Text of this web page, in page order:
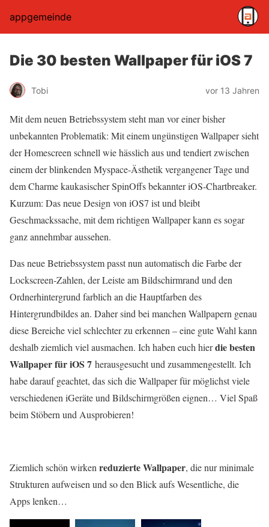
appgemeinde
Die 30 besten Wallpaper für iOS 7
Tobi vor 13 Jahren
Mit dem neuen Betriebssystem steht man vor einer bisher
unbekannten Problematik: Mit einem ungünstigen Wallpaper sieht
der Homescreen schnell wie hässlich aus und tendiert zwischen
einem der blinkenden Myspace-Ästhetik vergangener Tage und
dem Charme kaukasischer SpinOffs bekannter iOS-Chartbreaker.
Kurzum: Das neue Design von iOS7 ist und bleibt
Geschmackssache, mit dem richtigen Wallpaper kann es sogar
ganz annehmbar aussehen.
Das neue Betriebssystem passt nun automatisch die Farbe der
Lockscreen-Zahlen, der Leiste am Bildschirmrand und den
Ordnerhintergrund farblich an die Hauptfarben des
Hintergrundbildes an. Daher sind bei manchen Wallpapern genau
diese Bereiche viel schlechter zu erkennen – eine gute Wahl kann
deshalb ziemlich viel ausmachen. Ich haben euch hierdie besten
Wallpaper für iOS 7 herausgesucht und zusammengestellt. Ich
habe darauf geachtet, das sich die Wallpaper für möglichst viele
verschiedenen iGeräte und Bildschirmgrößen eignen… Viel Spaß
beim Stöbern und Ausprobieren!
Ziemlich schön wirken reduzierte Wallpaper, die nur minimale
Strukturen aufweisen und so den Blick aufs Wesentliche, die
Apps lenken…